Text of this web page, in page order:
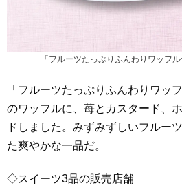
「フルーツたっぷりふんわりワッフ
「フルーツたっぷりふんわりワッ
のワッフルに、苺とカスタード、
ドしました。みずみずしいフルー
た爽やかな一品だ。
◇スイーツ3品の販売店舗